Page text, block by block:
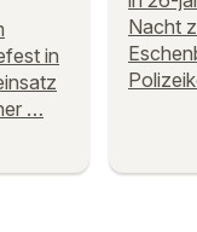
in
…
Nacht